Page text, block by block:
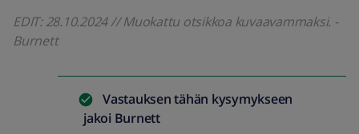
EDIT: 28.10.2024 // Muokattu otsikkoa kuvaavammaksi. -
Burnett
Vastauksen tähän kysymykseen
jakoi Burnett